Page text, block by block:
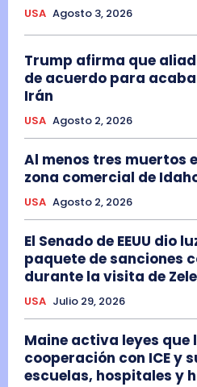
USA Agosto 3, 2026
Trump afirma que
de acuerdo para
Irán
USA Agosto 2, 2026
Al menos tres muertos
zona comercial de
USA Agosto 2, 2026
El Senado de EEUU dio
paquete de sanciones
durante la visita de
USA Julio 29, 2026
Maine activa leyes que
cooperación con ICE y
escuelas, hospitales y